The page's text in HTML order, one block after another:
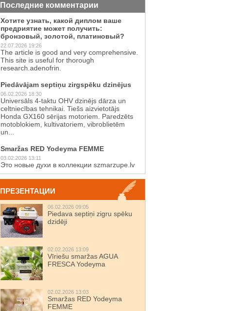
Последние комментарии
Хотите узнать, какой диплом ваше
предриятие может получить:
бронзовый, золотой, платиновый?
22.07.2026 19:26
The article is good and very comprehensive.
This site is useful for thorough
research.adenofrin.
Piedāvājam septiņu zirgspēku dzinējus
06.02.2026 18:30
Universāls 4-taktu OHV dzinējs dārza un
celtniecības tehnikai. Tiešs aizvietotājs
Honda GX160 sērijas motoriem. Paredzēts
motoblokiem, kultivatoriem, vibroblietēm
un...
Smaržas RED Yodeyma FEMME
03.02.2026 13:11
Это новые духи в коллекции szmarzupe.lv
ПРЕЗЕНТАЦИИ
06.02.2026 09:05
Piedava septiņi zigru spēku
dzidēji
02.02.2026 13:09
Vīriešu smaržas AGUA
FRESCA Yodeyma
02.02.2026 13:03
Smaržas RED Yodeyma
FEMME